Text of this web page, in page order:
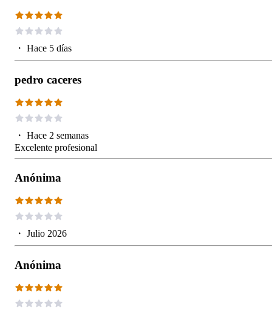
・ Hace 5 días
pedro caceres
・ Hace 2 semanas
Excelente profesional
Anónima
・ Julio 2026
Anónima